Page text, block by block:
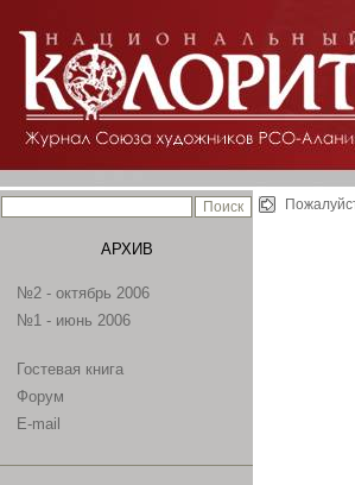
АРХИВ
№2 - октябрь 2006
№1 - июнь 2006
Гостевая книга
Форум
E-mail